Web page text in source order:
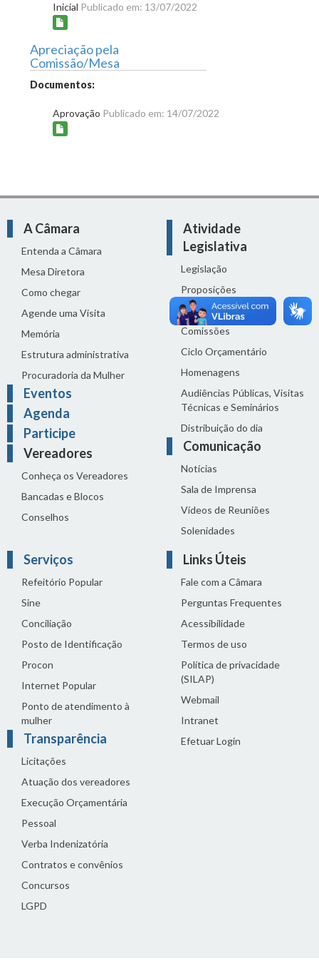
Inicial Publicado em: 13/07/2022
Apreciação pela
Comissão/Mesa
Documentos:
Aprovação Publicado em: 14/07/2022
A Câmara
Entenda a Câmara
Mesa Diretora
Como chegar
Agende uma Visita
Memória
Estrutura administrativa
Procuradoria da Mulher
Eventos
Agenda
Participe
Vereadores
Conheça os Vereadores
Bancadas e Blocos
Conselhos
Atividade
Legislativa
Legislação
Proposições
Reuniões
Comissões
Ciclo Orçamentário
Homenagens
Audiências Públicas, Visitas
Técnicas e Seminários
Distribuição do dia
Comunicação
Notícias
Sala de Imprensa
Vídeos de Reuniões
Solenidades
Serviços
Refeitório Popular
Sine
Conciliação
Posto de Identificação
Procon
Internet Popular
Ponto de atendimento à
mulher
Transparência
Licitações
Atuação dos vereadores
Execução Orçamentária
Pessoal
Verba Indenizatória
Contratos e convênios
Concursos
LGPD
Links Úteis
Fale com a Câmara
Perguntas Frequentes
Acessibilidade
Termos de uso
Política de privacidade
(SILAP)
Webmail
Intranet
Efetuar Login